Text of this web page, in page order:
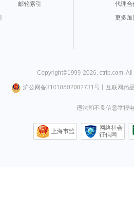
邮轮索引
代理合
更多加
Copyright©1999-2026, ctrip.com.
沪公网备31010502002731号丨 互联网药
违法和不良信息举报
上海市监
网络社会
征信网